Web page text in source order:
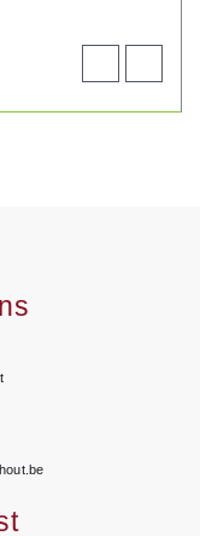
product
aan
winkelwagen